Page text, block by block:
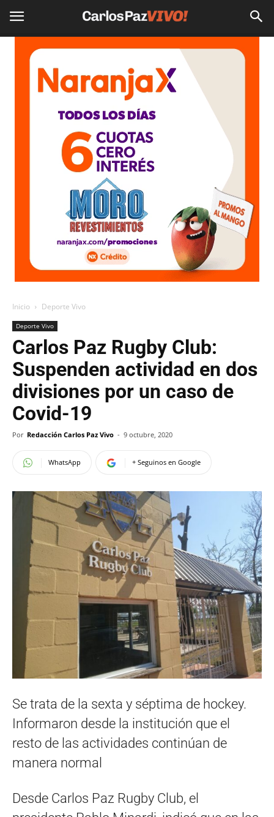
Inicio Deporte Vivo
Deporte Vivo
Carlos Paz Rugby Club:
Suspenden actividad en dos
divisiones por un caso de
Covid-19
Por Redacción Carlos Paz Vivo - 9 octubre, 2020
WhatsApp + Seguinos en Google
Se trata de la sexta y séptima de hockey.
Informaron desde la institución que el
resto de las actividades continúan de
manera normal
Desde Carlos Paz Rugby Club, el